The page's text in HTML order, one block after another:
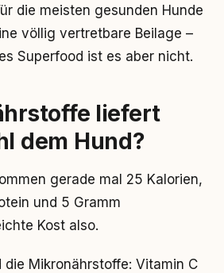
die meisten gesunden Hunde
völlig vertretbare Beilage –
Superfood ist es aber nicht.
liefert
dem Hund?
gerade mal 25 Kalorien,
und 5 Gramm
Kost also.
die Mikronährstoffe: Vitamin C